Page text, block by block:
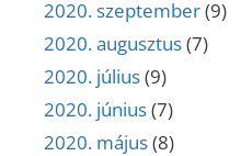
2020. szeptember(9)
2020. augusztus(7)
2020. július(9)
2020. június(7)
2020. május(8)